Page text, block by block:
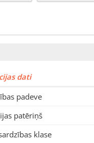
dati
padeve
patēriņš
klase